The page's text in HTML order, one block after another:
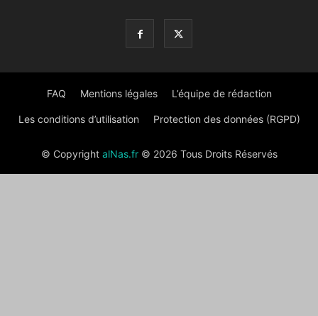
FAQ Mentions légales L’équipe de rédaction
Les conditions d’utilisation Protection des données (RGPD)
© Copyright alNas.fr© 2026 Tous Droits Réservés